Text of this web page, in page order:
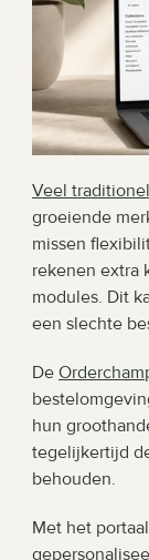
Veel
groeiende
missen
rekenen extra
modules. Dit
een slechte
De
hun
tegelijkertijd
behouden.
Met het